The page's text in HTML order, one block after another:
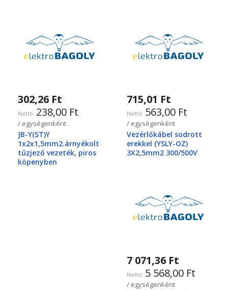
302,26 Ft
238,00 Ft
/ egységenként
JB-Y(ST)Y
1x2x1,5mm2.árnyékolt
tűzjező vezeték, piros
köpenyben
715,01 Ft
563,00 Ft
/ egységenként
Vezérlőkábel sodrott
erekkel (YSLY-OZ)
3X2,5mm2 300/500V
7 071,36 Ft
5 568,00 Ft
/ egységenként